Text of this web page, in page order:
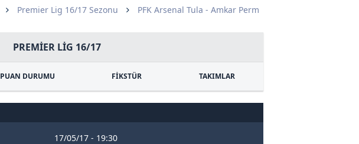
Premier Lig 16/17 Sezonu
PFK Arsenal Tula - Amkar Perm
PREMIER LIG 16/17
PUAN DURUMU FİKSTÜR TAKIMLAR
17/05/17 - 19:30